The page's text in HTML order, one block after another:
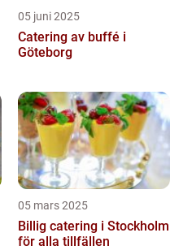
05 juni 2025
Catering av buffé i
Göteborg
05 mars 2025
Billig catering i Stockholm
för alla tillfällen